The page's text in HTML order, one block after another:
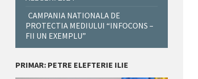
CAMPANIA NATIONALA DE
PROTECTIA MEDIULUI “INFOCONS –
FII UN EXEMPLU”
PRIMAR: PETRE ELEFTERIE ILIE